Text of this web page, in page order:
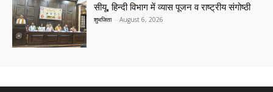
सीयू, हिन्दी विभाग में व्यास पूजन व राष्ट्रीय संगोष्ठी
शुभजिता - August 6, 2026